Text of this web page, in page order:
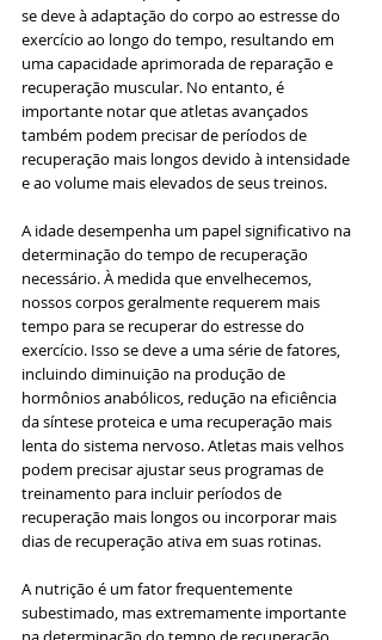
se deve à adaptação do corpo ao estresse do
exercício ao longo do tempo, resultando em
uma capacidade aprimorada de reparação e
recuperação muscular. No entanto, é
importante notar que atletas avançados
também podem precisar de períodos de
recuperação mais longos devido à intensidade
e ao volume mais elevados de seus treinos.
A idade desempenha um papel significativo na
determinação do tempo de recuperação
necessário. À medida que envelhecemos,
nossos corpos geralmente requerem mais
tempo para se recuperar do estresse do
exercício. Isso se deve a uma série de fatores,
incluindo diminuição na produção de
hormônios anabólicos, redução na eficiência
da síntese proteica e uma recuperação mais
lenta do sistema nervoso. Atletas mais velhos
podem precisar ajustar seus programas de
treinamento para incluir períodos de
recuperação mais longos ou incorporar mais
dias de recuperação ativa em suas rotinas.
A nutrição é um fator frequentemente
subestimado, mas extremamente importante